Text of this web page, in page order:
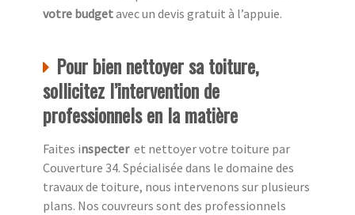
votre budgetavec un devis gratuit à l’appuie.
Pour bien nettoyer sa toiture,
sollicitez l’intervention de
professionnels en la matière
Faites inspecter et nettoyer votre toiture par
Couverture 34. Spécialisée dans le domaine des
travaux de toiture, nous intervenons sur plusieurs
plans. Nos couvreurs sont des professionnels